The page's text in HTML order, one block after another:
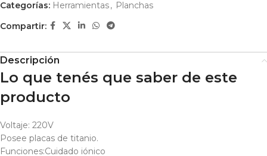
Categorías: Herramientas, Planchas
Compartir:
Descripción
Lo que tenés que saber de este
producto
Voltaje: 220V
Posee placas de titanio.
Funciones:Cuidado iónico